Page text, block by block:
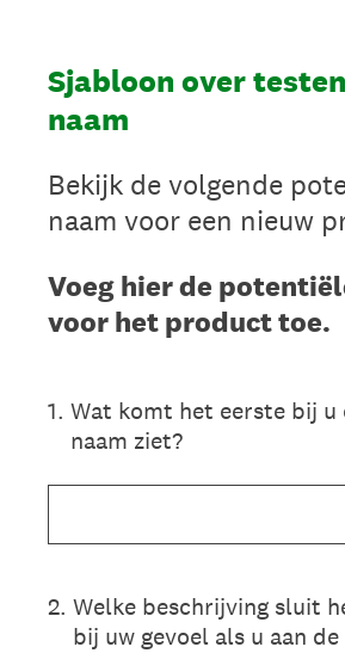
Sjabloon over
naam
Bekijk de volgende
naam voor een nieuw
Voeg hier de
voor het product toe.
1. Wat komt het eerste bij u
naam ziet?
2. Welke beschrijving sluit
bij uw gevoel als u aan